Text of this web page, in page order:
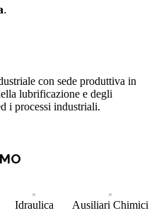
.
con sede produttiva in
lubrificazione e degli
i processi industriali.
Idraulica Ausiliari Chimici